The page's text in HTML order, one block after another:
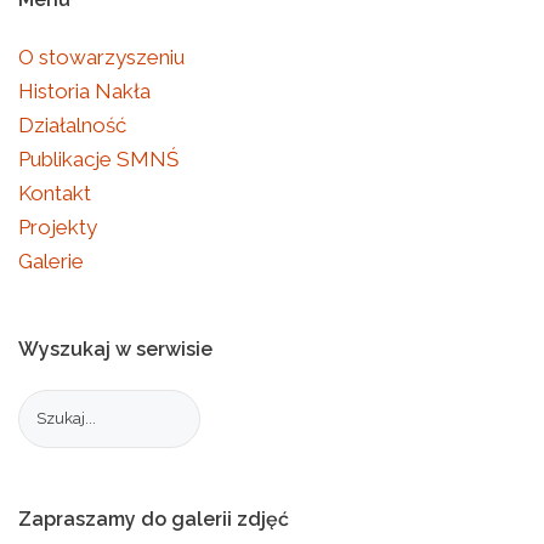
O stowarzyszeniu
Historia Nakła
Działalność
Publikacje SMNŚ
Kontakt
Projekty
Galerie
Wyszukaj w serwisie
Zapraszamy do galerii zdjęć